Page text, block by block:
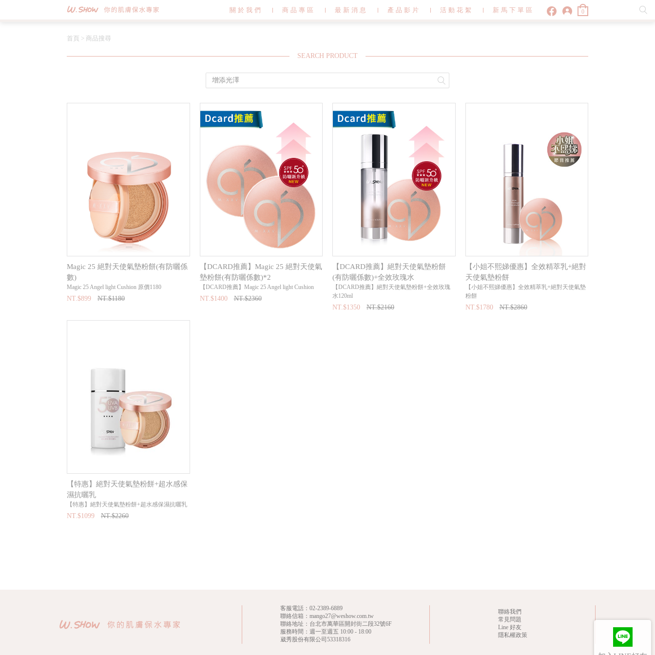
關於我們 商品專區 最新消息 產品影片 活動花絮 新馬下單區 0
首頁 > 商品搜尋
SEARCH PRODUCT
Magic 25 絕對天使氣墊粉餅(有防曬係
數)
Magic 25 Angel light Cushion 原價1180
NT.$899 NT.$1180
【DCARD推薦】Magic 25 絕對天使氣
墊粉餅(有防曬係數)*2
【DCARD推薦】Magic 25 Angel light Cushion
NT.$1400 NT.$2360
【DCARD推薦】絕對天使氣墊粉餅
(有防曬係數)+全效玫瑰水
【DCARD推薦】絕對天使氣墊粉餅+全效玫瑰
水120ml
NT.$1350 NT.$2160
【小姐不熙娣優惠】全效精萃乳+絕對
天使氣墊粉餅
【小姐不熙娣優惠】全效精萃乳+絕對天使氣墊
粉餅
NT.$1780 NT.$2860
【特惠】絕對天使氣墊粉餅+超水感保
濕抗曬乳
【特惠】絕對天使氣墊粉餅+超水感保濕抗曬乳
NT.$1099 NT.$2260
客服電話： 02-2389-6889
聯絡信箱：mango27@weshow.com.tw
聯絡地址：台北市萬華區開封街二段32號6F
服務時間：週一至週五 10:00 - 18:00
崴秀股份有限公司53318316
聯絡我們
常見問題
Line 好友
隱私權政策